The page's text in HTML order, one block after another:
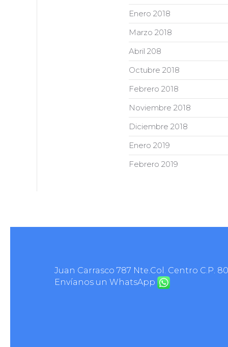
Enero 2018
Marzo 2018
Abril 208
Octubre 2018
Febrero 2018
Noviembre 2018
Diciembre 2018
Enero 2019
Febrero 2019
Juan Carrasco 787 Nte.Col. Centro C.P.
Envíanos un WhatsApp